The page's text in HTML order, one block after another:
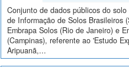
Conjunto de dados públicos do
de Informação de Solos Brasileiros
Embrapa Solos (Rio de Janeiro) e
(Campinas), referente ao 'Estudo
Aripuanã,...